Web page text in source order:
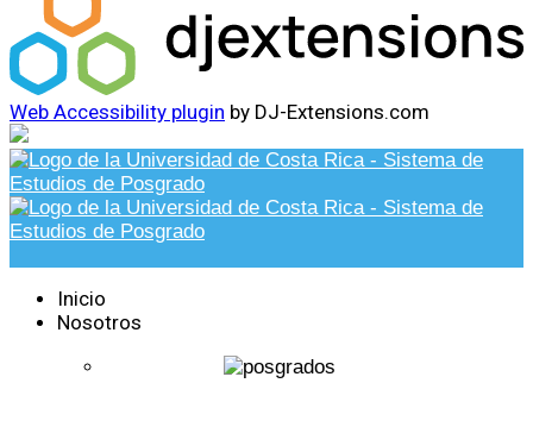
Web Accessibility plugin by DJ-Extensions.com
Inicio
Nosotros